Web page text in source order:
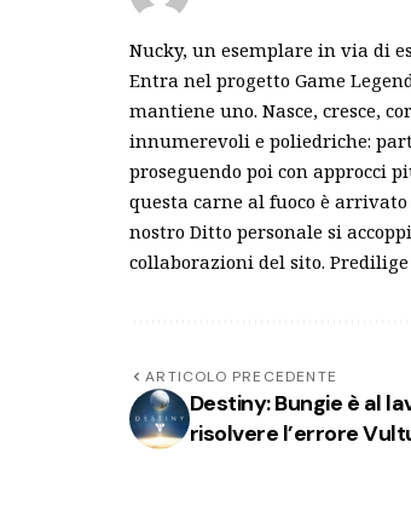
Nucky, un esemplare in via di
Entra nel progetto Game
mantiene uno. Nasce, cresce,
innumerevoli e poliedriche:
proseguendo poi con approcci
questa carne al fuoco è
nostro Ditto personale si
collaborazioni del sito.
ARTICOLO PRECEDENTE
Destiny: Bungie è al
risolvere l’errore